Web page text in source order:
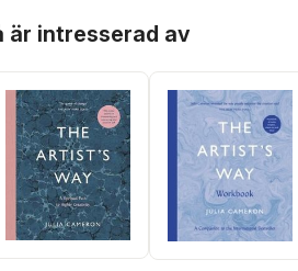
är intresserad av